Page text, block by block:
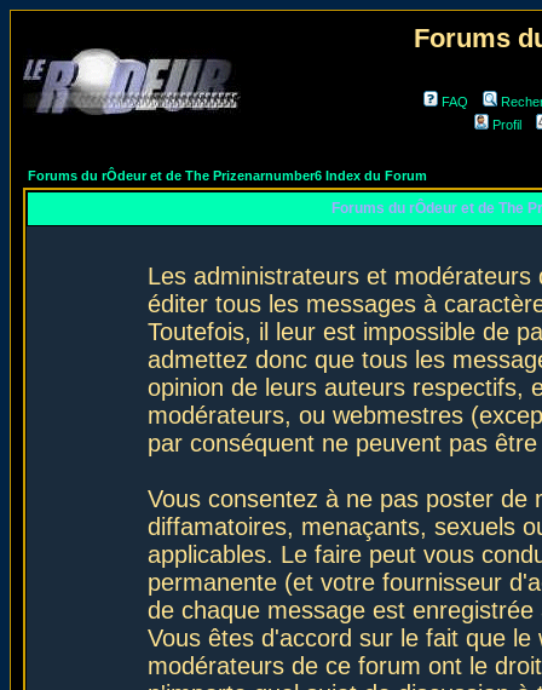
Forums
FAQ
Profil
Forums du rÔdeur et de The Prizenarnumber6 Index du Forum
Forums du rÔdeur et de The
Les administrateurs et
éditer tous les messages à
Toutefois, il leur est impossible de
admettez donc que tous les
opinion de leurs auteurs respectifs,
modérateurs, ou webmestres
par conséquent ne peuvent pas
Vous consentez à ne pas poster de
diffamatoires, menaçants, sexuels
applicables. Le faire peut vous
permanente (et votre fournisseur
de chaque message est
Vous êtes d'accord sur le fait que
modérateurs de ce forum ont le